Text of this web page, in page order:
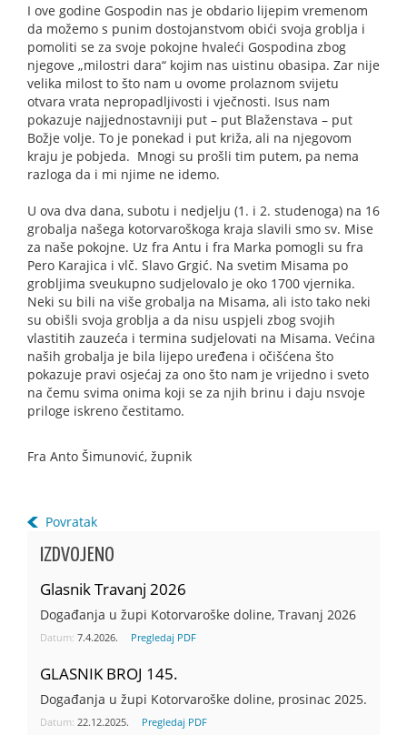
I ove godine Gospodin nas je obdario lijepim vremenom
da možemo s punim dostojanstvom obići svoja groblja i
pomoliti se za svoje pokojne hvaleći Gospodina zbog
njegove „milostri dara“ kojim nas uistinu obasipa. Zar nije
velika milost to što nam u ovome prolaznom svijetu
otvara vrata nepropadljivosti i vječnosti. Isus nam
pokazuje najjednostavniji put – put Blaženstava – put
Božje volje. To je ponekad i put križa, ali na njegovom
kraju je pobjeda. Mnogi su prošli tim putem, pa nema
razloga da i mi njime ne idemo.
U ova dva dana, subotu i nedjelju (1. i 2. studenoga) na 16
grobalja našega kotorvaroškoga kraja slavili smo sv. Mise
za naše pokojne. Uz fra Antu i fra Marka pomogli su fra
Pero Karajica i vlč. Slavo Grgić. Na svetim Misama po
grobljima sveukupno sudjelovalo je oko 1700 vjernika.
Neki su bili na više grobalja na Misama, ali isto tako neki
su obišli svoja groblja a da nisu uspjeli zbog svojih
vlastitih zauzeća i termina sudjelovati na Misama. Većina
naših grobalja je bila lijepo uređena i očišćena što
pokazuje pravi osjećaj za ono što nam je vrijedno i sveto
na čemu svima onima koji se za njih brinu i daju nsvoje
priloge iskreno čestitamo.
Fra Anto Šimunović, župnik
Povratak
IZDVOJENO
Glasnik Travanj 2026
Događanja u župi Kotorvaroške doline, Travanj 2026
Datum: 7.4.2026. Pregledaj PDF
GLASNIK BROJ 145.
Događanja u župi Kotorvaroške doline, prosinac 2025.
Datum: 22.12.2025. Pregledaj PDF